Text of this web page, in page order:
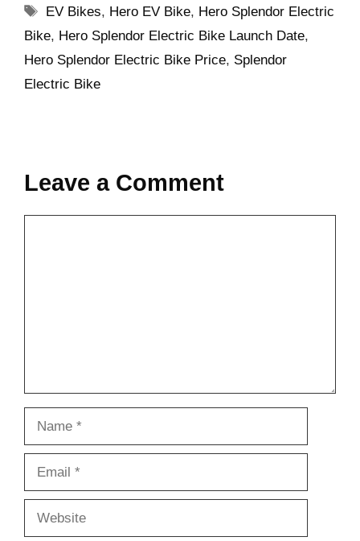
Tags
EV Bikes, Hero EV Bike, Hero Splendor Electric
Bike, Hero Splendor Electric Bike Launch Date,
Hero Splendor Electric Bike Price, Splendor
Electric Bike
Leave a Comment